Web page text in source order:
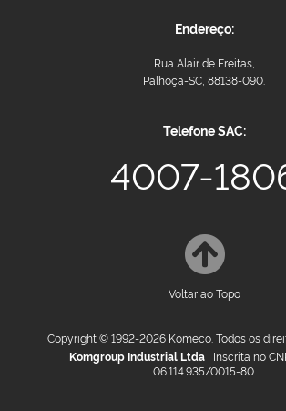
Endereço:
Rua Alair de Freitas,
Palhoça-SC, 88138-090.
Telefone SAC:
4007-
Voltar ao Topo
Copyright © 1992-2026 Komeco. Todos os
Komgroup Industrial Ltda | Inscrita no
06.114.935/0015-80.